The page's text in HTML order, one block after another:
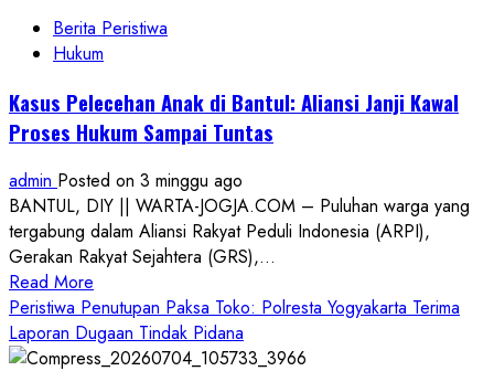
Berita Peristiwa
Hukum
Kasus Pelecehan Anak di Bantul: Aliansi Janji Kawal
Proses Hukum Sampai Tuntas
admin Posted on 3 minggu ago
BANTUL, DIY || WARTA-JOGJA.COM – Puluhan warga yang
tergabung dalam Aliansi Rakyat Peduli Indonesia (ARPI),
Gerakan Rakyat Sejahtera (GRS),...
Read More
more
about
Kasus
Peristiwa Penutupan Paksa Toko: Polresta Yogyakarta Terima
Laporan Dugaan Tindak Pidana